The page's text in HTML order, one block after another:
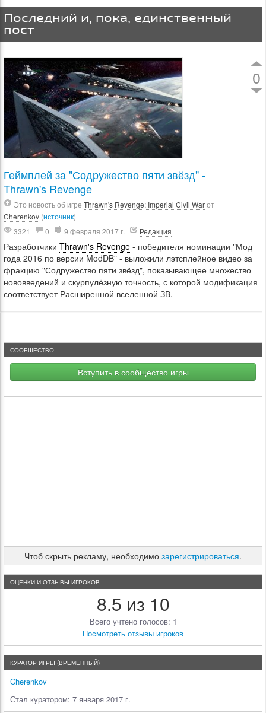
Последний и, пока, единственный
пост
0
Геймплей за "Содружество пяти звёзд" -
Thrawn's Revenge
Это новость об игре Thrawn's Revenge: Imperial Civil Warот
Cherenkov (источник)
3321
0 9 февраля 2017 г. Редакция
Разработчики Thrawn's Revenge - победителя номинации "Мод
года 2016 по версии ModDB" - выложили лэтсплейное видео за
фракцию "Содружество пяти звёзд", показывающее множество
нововведений и скурпулёзную точность, с которой модификация
соответствует Расширенной вселенной ЗВ.
СООБЩЕСТВО
Вступить в сообщество игры
Чтоб скрыть рекламу, необходимо зарегистрироваться.
ОЦЕНКИ И ОТЗЫВЫ ИГРОКОВ
8.5 из 10
Всего учтено голосов: 1
Посмотреть отзывы игроков
КУРАТОР ИГРЫ (ВРЕМЕННЫЙ)
Cherenkov
Стал куратором: 7 января 2017 г.